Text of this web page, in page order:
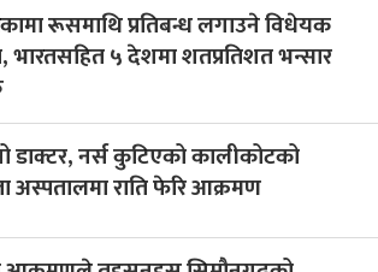
रूसमाथि प्रतिबन्ध लगाउने विधेयक
भारतसहित ५ देशमा शतप्रतिशत भन्सार
डाक्टर, नर्स कुटिएको कालीकोटको
अस्पतालमा राति फेरि आक्रमण